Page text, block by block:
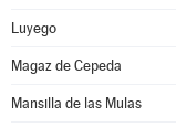
Luyego
Magaz de Cepeda
Mansilla de las Mulas